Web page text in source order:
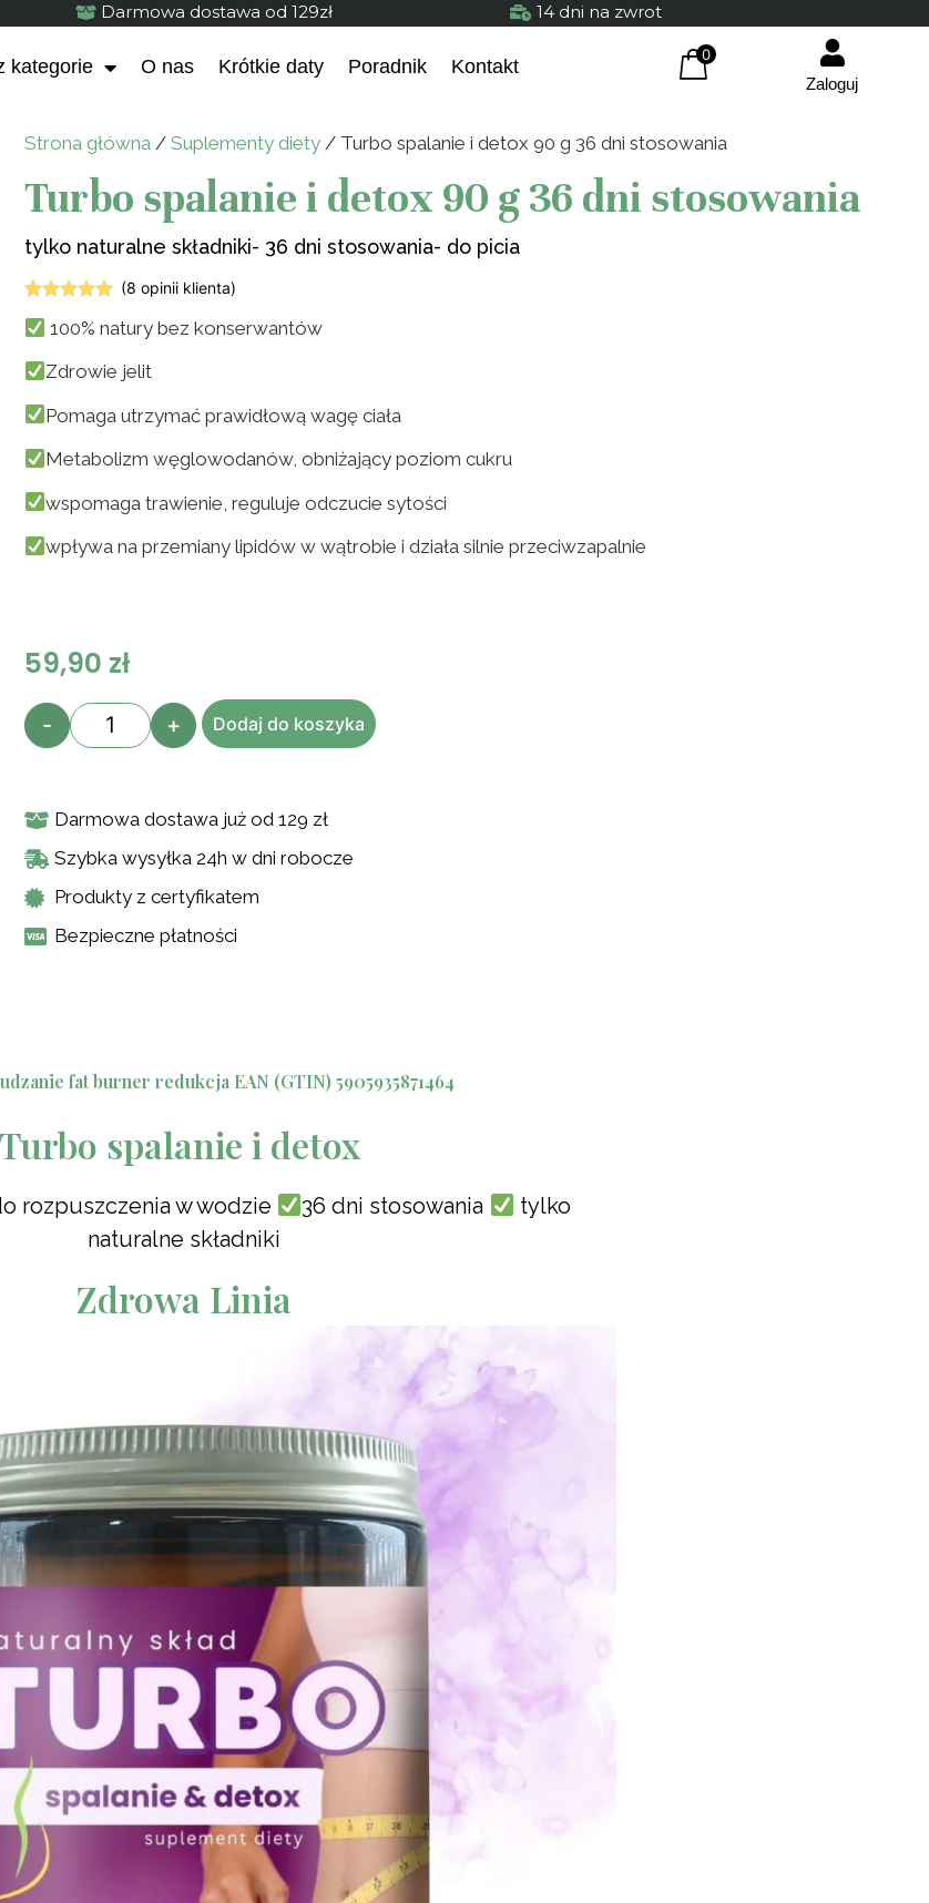
Darmowa dostawa od 129zł 14 dni na zwrot
kategorie O nas Krótkie daty Poradnik Kontakt
0
Zaloguj
Strona główna/ Suplementy diety/ Turbo spalanie i detox 90 g 36 dni stosowania
Turbo spalanie i detox 90 g 36 dni stosowania
tylko naturalne składniki- 36 dni stosowania- do picia
5.00na 5
podstawie
ocen
(8 opinii klienta)
100% natury bez konserwantów
Zdrowie jelit
Pomaga utrzymać prawidłową wagę ciała
Metabolizm węglowodanów, obniżający poziom cukru
wspomaga trawienie, reguluje odczucie sytości
wpływa na przemiany lipidów w wątrobie i działa silnie przeciwzapalnie
59,90 zł
- + Dodaj do koszyka
Darmowa dostawa już od 129 zł
Szybka wysyłka 24h w dni robocze
Produkty z certyfikatem
Bezpieczne płatności
Turbo spalanie i detox
rozpuszczenia w wodzie 36 dni stosowania
tylko
naturalne składniki
Zdrowa Linia